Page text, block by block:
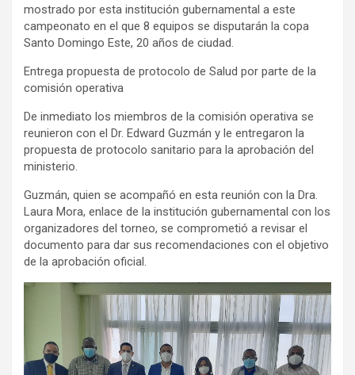
mostrado por esta institución gubernamental a este
campeonato en el que 8 equipos se disputarán la copa
Santo Domingo Este, 20 años de ciudad.
Entrega propuesta de protocolo de Salud por parte de la
comisión operativa
De inmediato los miembros de la comisión operativa se
reunieron con el Dr. Edward Guzmán y le entregaron la
propuesta de protocolo sanitario para la aprobación del
ministerio.
Guzmán, quien se acompañó en esta reunión con la Dra.
Laura Mora, enlace de la institución gubernamental con los
organizadores del torneo, se comprometió a revisar el
documento para dar sus recomendaciones con el objetivo
de la aprobación oficial.